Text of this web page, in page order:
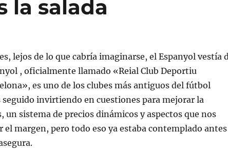
la salada
lejos de lo que cabría imaginarse, el Espanyol vestía
, oficialmente llamado «Reial Club Deportiu
es uno de los clubes más antiguos del fútbol
seguido invirtiendo en cuestiones para mejorar la
un sistema de precios dinámicos y aspectos que nos
margen, pero todo eso ya estaba contemplado antes